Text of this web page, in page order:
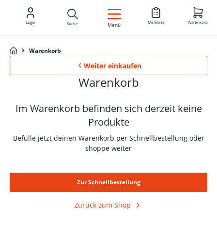
DE
Login Suche Menü Merkliste Warenkorb
Warenkorb
Weiter einkaufen
Warenkorb
Im Warenkorb befinden sich derzeit keine
Produkte
Befülle jetzt deinen Warenkorb per Schnellbestellung oder
shoppe weiter
Zur Schnellbestellung
Zurück zum Shop